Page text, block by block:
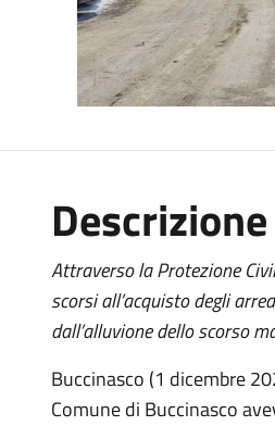
Descrizione
Attraverso la Protezione
scorsi all’acquisto degli
dall’alluvione dello scorso
Buccinasco (1 dicembre
Comune di Buccinasco